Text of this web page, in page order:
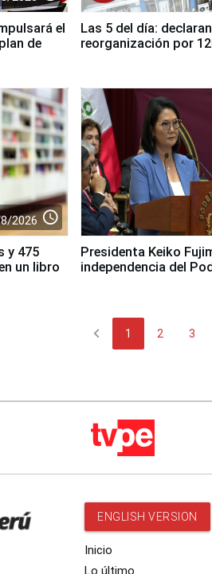
el
de
Las 5 del día:
reorganización por
2026 access_time
y 475
un libro
Presidenta Keiko
independencia del
chevron_left 1 2 3
ENGLISH VERSION
Inicio
Lo último